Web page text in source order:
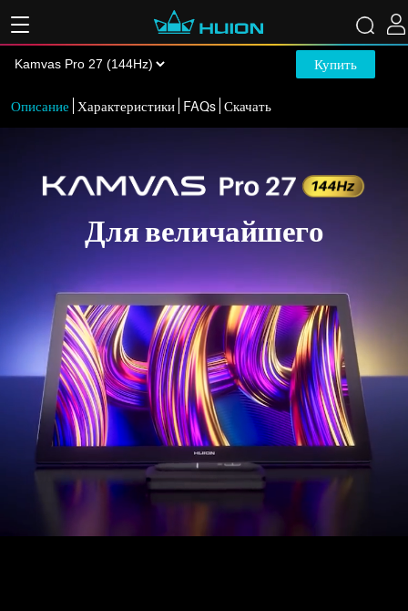
Купить
Описание Характеристики FAQs Скачать
Для величайшего